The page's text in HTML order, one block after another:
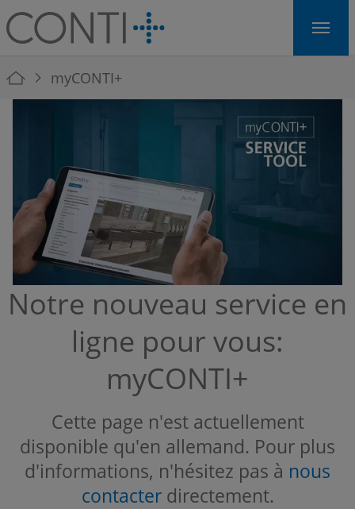
Skip to main navigation
Skip to main content
Skip to page footer
You are here:
myCONTI+
Notre nouveau service en
ligne pour vous:
myCONTI+
Cette page n'est actuellement
disponible qu'en allemand. Pour plus
d'informations, n'hésitez pas à nous
contacter directement.